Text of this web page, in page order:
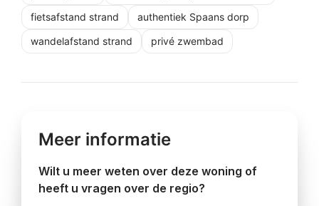
fietsafstand strand
authentiek Spaans dorp
wandelafstand strand
privé zwembad
Meer informatie
Wilt u meer weten over deze woning of
heeft u vragen over de regio?